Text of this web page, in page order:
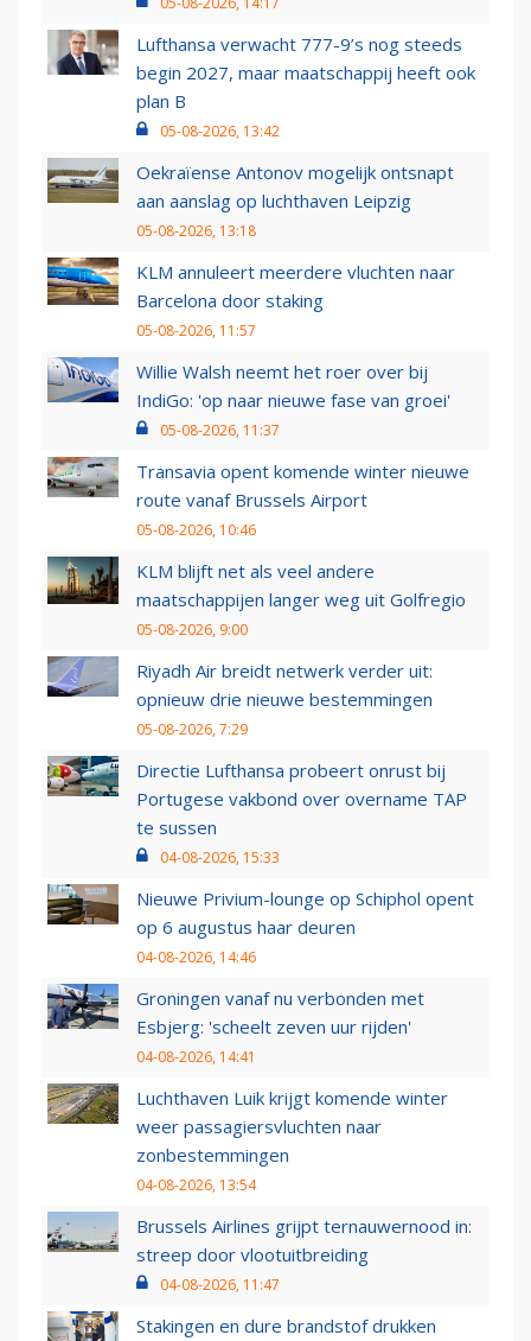
Lufthansa verwacht 777-9’s nog steeds
begin 2027, maar maatschappij heeft ook
plan B
05-08-2026, 13:42
Oekraïense Antonov mogelijk ontsnapt
aan aanslag op luchthaven Leipzig
05-08-2026, 13:18
KLM annuleert meerdere vluchten naar
Barcelona door staking
05-08-2026, 11:57
Willie Walsh neemt het roer over bij
IndiGo: 'op naar nieuwe fase van groei'
05-08-2026, 11:37
Transavia opent komende winter nieuwe
route vanaf Brussels Airport
05-08-2026, 10:46
KLM blijft net als veel andere
maatschappijen langer weg uit Golfregio
05-08-2026, 9:00
Riyadh Air breidt netwerk verder uit:
opnieuw drie nieuwe bestemmingen
05-08-2026, 7:29
Directie Lufthansa probeert onrust bij
Portugese vakbond over overname TAP
te sussen
04-08-2026, 15:33
Nieuwe Privium-lounge op Schiphol opent
op 6 augustus haar deuren
04-08-2026, 14:46
Groningen vanaf nu verbonden met
Esbjerg: 'scheelt zeven uur rijden'
04-08-2026, 14:41
Luchthaven Luik krijgt komende winter
weer passagiersvluchten naar
zonbestemmingen
04-08-2026, 13:54
Brussels Airlines grijpt ternauwernood in:
streep door vlootuitbreiding
04-08-2026, 11:47
Stakingen en dure brandstof drukken